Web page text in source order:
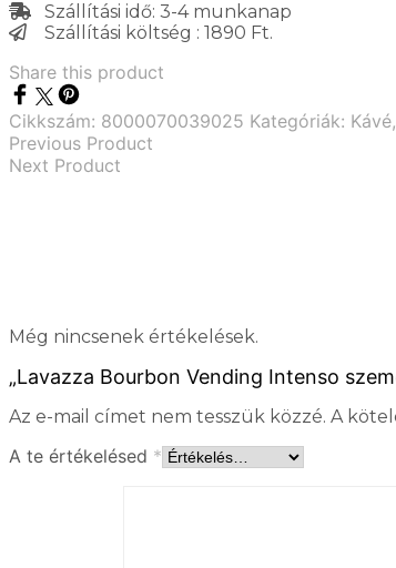
Szállítási idő: 3-4 munkanap
Szállítási költség : 1890 Ft.
Share this product
Cikkszám: 8000070039025 Kategóriák: Kávé,
Previous Product
Next Product
Még nincsenek értékelések.
„Lavazza Bourbon Vending Intenso
Az e-mail címet nem tesszük közzé. A
A te értékelésed *